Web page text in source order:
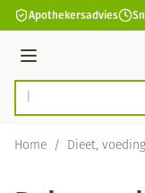
Ga naar de inhoud
Apothekersadvies
Menu
Product, merk,
Home / Dieet,